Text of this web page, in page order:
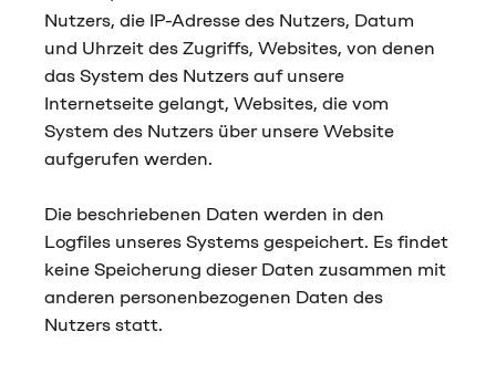
Nutzers, die IP-Adresse des Nutzers, Datum
und Uhrzeit des Zugriffs, Websites, von denen
das System des Nutzers auf unsere
Internetseite gelangt, Websites, die vom
System des Nutzers über unsere Website
aufgerufen werden.
Die beschriebenen Daten werden in den
Logfiles unseres Systems gespeichert. Es findet
keine Speicherung dieser Daten zusammen mit
anderen personenbezogenen Daten des
Nutzers statt.